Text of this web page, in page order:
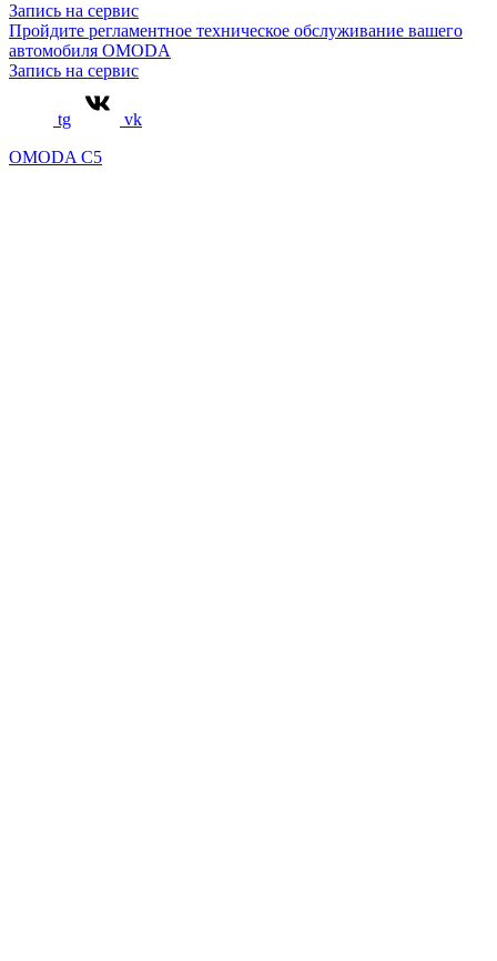
Запись на сервис
Пройдите регламентное техническое обслуживание вашего
автомобиля OMODA
Запись на сервис
tg
vk
OMODA C5